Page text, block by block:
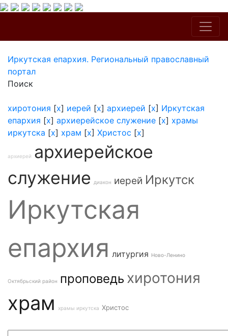
Иркутская епархия. Региональный православный
портал
Поиск
хиротония [x] иерей [x] архиерей [x] Иркутская
епархия [x] архиерейское служение [x] храмы
иркутска [x] храм [x] Христос [x]
архиерей архиерейское
служение
диакон иерей Иркутск
Иркутская
епархия литургия Ново-Ленино
Октябрьский район проповедь хиротония
храм храмы иркутска Христос